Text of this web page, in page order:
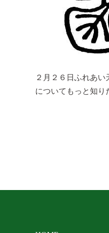
２月２６日ふれあ
についてもっと知り